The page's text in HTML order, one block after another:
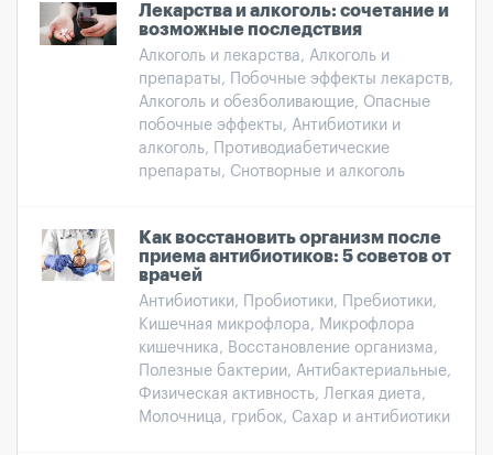
Лекарства и алкоголь: сочетание и
возможные последствия
Алкоголь и лекарства, Алкоголь и
препараты, Побочные эффекты лекарств,
Алкоголь и обезболивающие, Опасные
побочные эффекты, Антибиотики и
алкоголь, Противодиабетические
препараты, Снотворные и алкоголь
Как восстановить организм после
приема антибиотиков: 5 советов от
врачей
Антибиотики, Пробиотики, Пребиотики,
Кишечная микрофлора, Микрофлора
кишечника, Восстановление организма,
Полезные бактерии, Антибактериальные,
Физическая активность, Легкая диета,
Молочница, грибок, Сахар и антибиотики